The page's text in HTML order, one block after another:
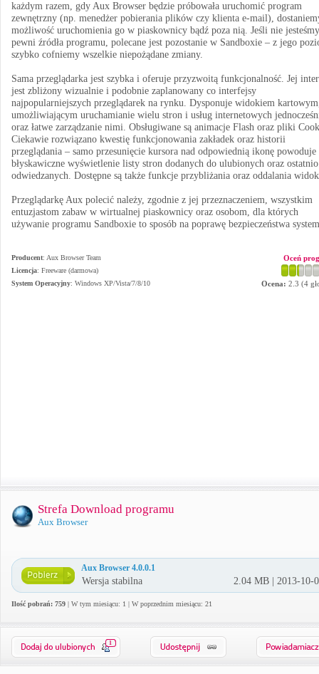
każdym razem, gdy Aux Browser będzie próbowała uruchomić program
zewnętrzny (np. menedżer pobierania plików czy klienta e-mail),
możliwość uruchomienia go w piaskownicy bądź poza nią. Jeśli nie jesteśmy
pewni źródła programu, polecane jest pozostanie w Sandboxie – z jego
szybko cofniemy wszelkie niepożądane zmiany.
Sama przeglądarka jest szybka i oferuje przyzwoitą funkcjonalność. Jej
jest zbliżony wizualnie i podobnie zaplanowany co interfejsy
najpopularniejszych przeglądarek na rynku. Dysponuje widokiem
umożliwiającym uruchamianie wielu stron i usług internetowych
oraz łatwe zarządzanie nimi. Obsługiwane są animacje Flash oraz pliki
Ciekawie rozwiązano kwestię funkcjonowania zakładek oraz historii
przeglądania – samo przesunięcie kursora nad odpowiednią ikonę powoduje
błyskawiczne wyświetlenie listy stron dodanych do ulubionych oraz ostatnio
odwiedzanych. Dostępne są także funkcje przybliżania oraz oddalania
Przeglądarkę Aux polecić należy, zgodnie z jej przeznaczeniem, wszystkim
entuzjastom zabaw w wirtualnej piaskownicy oraz osobom, dla których
używanie programu Sandboxie to sposób na poprawę bezpieczeństwa
Producent: Aux Browser Team
Licencja: Freeware (darmowa)
System Operacyjny: Windows XP/Vista/7/8/10
Oceń
Ocena: 2.3 (4
Strefa Download programu
Aux Browser
Aux Browser 4.0.0.1
Wersja stabilna 2.04 MB | 2013-10-
Ilość pobrań: 759 | W tym miesiącu: 1 | W poprzednim miesiącu: 21
1